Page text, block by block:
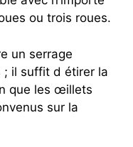
ou trois roues.
un serrage
; il suffit d étirer la
que les œillets
sur la